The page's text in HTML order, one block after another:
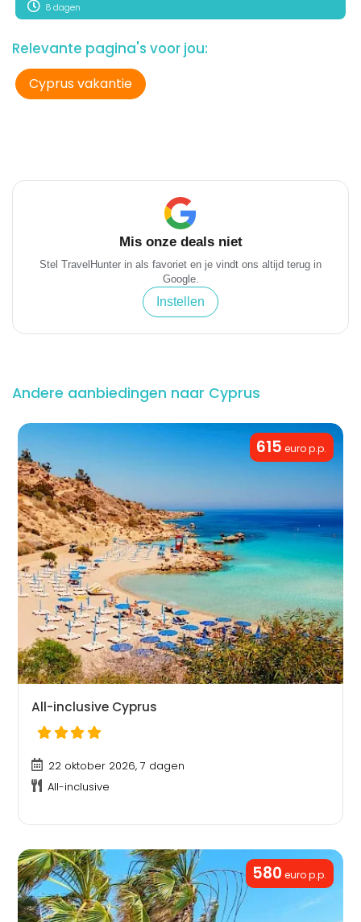
8 dagen
Relevante pagina's voor jou:
Cyprus vakantie
Mis onze deals niet
Stel TravelHunter in als favoriet en je vindt ons altijd terug in
Google.
Instellen
Andere aanbiedingen naar Cyprus
615 euro p.p.
All-inclusive Cyprus
22 oktober 2026, 7 dagen
All-inclusive
580 euro p.p.